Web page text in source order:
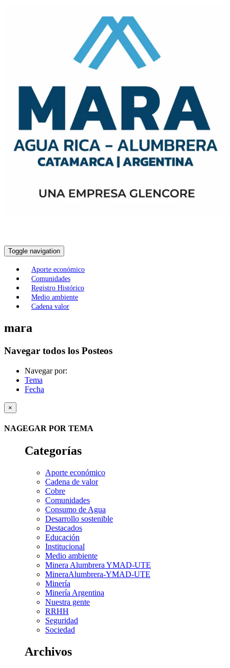
Toggle navigation
Aporte económico
Comunidades
Registro Histórico
Medio ambiente
Cadena valor
mara
Navegar todos los Posteos
Navegar por:
Tema
Fecha
×
NAGEGAR POR TEMA
Categorías
Aporte económico
Cadena de valor
Cobre
Comunidades
Consumo de Agua
Desarrollo sostenible
Destacados
Educación
Institucional
Medio ambiente
Minera Alumbrera YMAD-UTE
MineraAlumbrera-YMAD-UTE
Minería
Minería Argentina
Nuestra gente
RRHH
Seguridad
Sociedad
Archivos